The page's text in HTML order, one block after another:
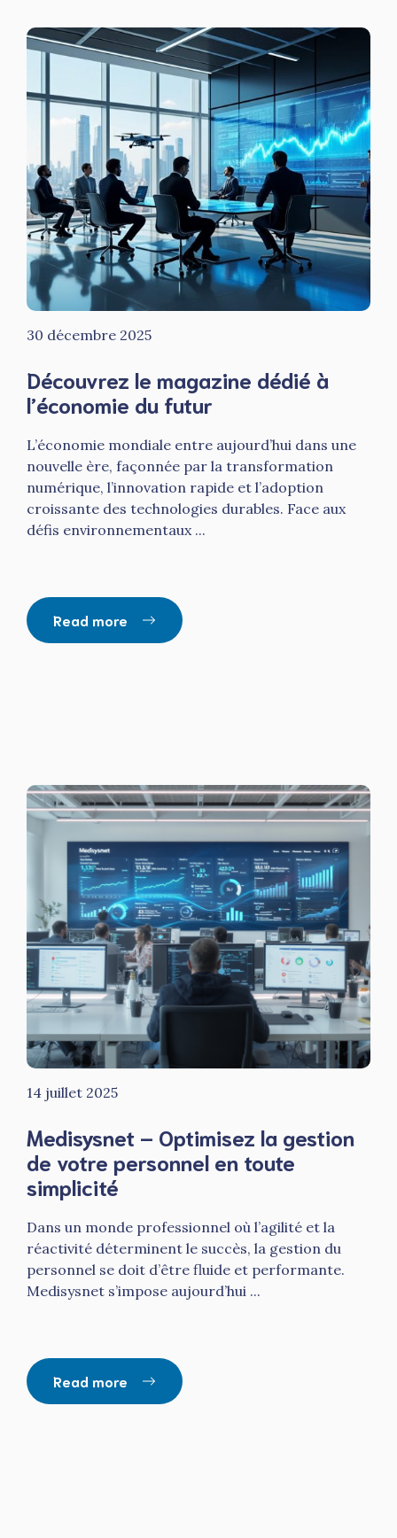
30 décembre 2025
Découvrez le magazine dédié à
l’économie du futur
L’économie mondiale entre aujourd’hui dans une
nouvelle ère, façonnée par la transformation
numérique, l’innovation rapide et l’adoption
croissante des technologies durables. Face aux
défis environnementaux ...
Read more
14 juillet 2025
Medisysnet – Optimisez la gestion
de votre personnel en toute
simplicité
Dans un monde professionnel où l’agilité et la
réactivité déterminent le succès, la gestion du
personnel se doit d’être fluide et performante.
Medisysnet s’impose aujourd’hui ...
Read more